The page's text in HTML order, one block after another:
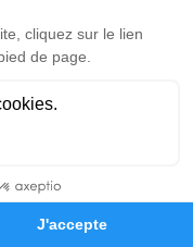
Hommages
rends hommage